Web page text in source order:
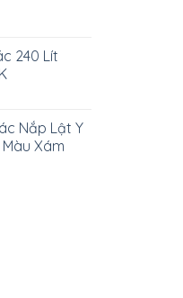
240 Lít
Nắp Lật Y
Xám